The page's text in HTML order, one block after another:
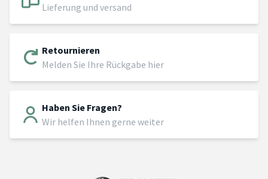
Lieferung und versand
Retournieren
Melden Sie Ihre Rückgabe hier
Haben Sie Fragen?
Wir helfen Ihnen gerne weiter